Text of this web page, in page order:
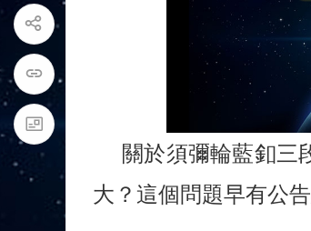
關於須彌輪藍釦三
大？這個問題早有公